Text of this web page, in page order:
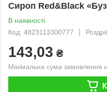
Сироп Red&Black
В наявності
Код: 4823113300777
143,03 ₴
Мінімальна сума замовлення